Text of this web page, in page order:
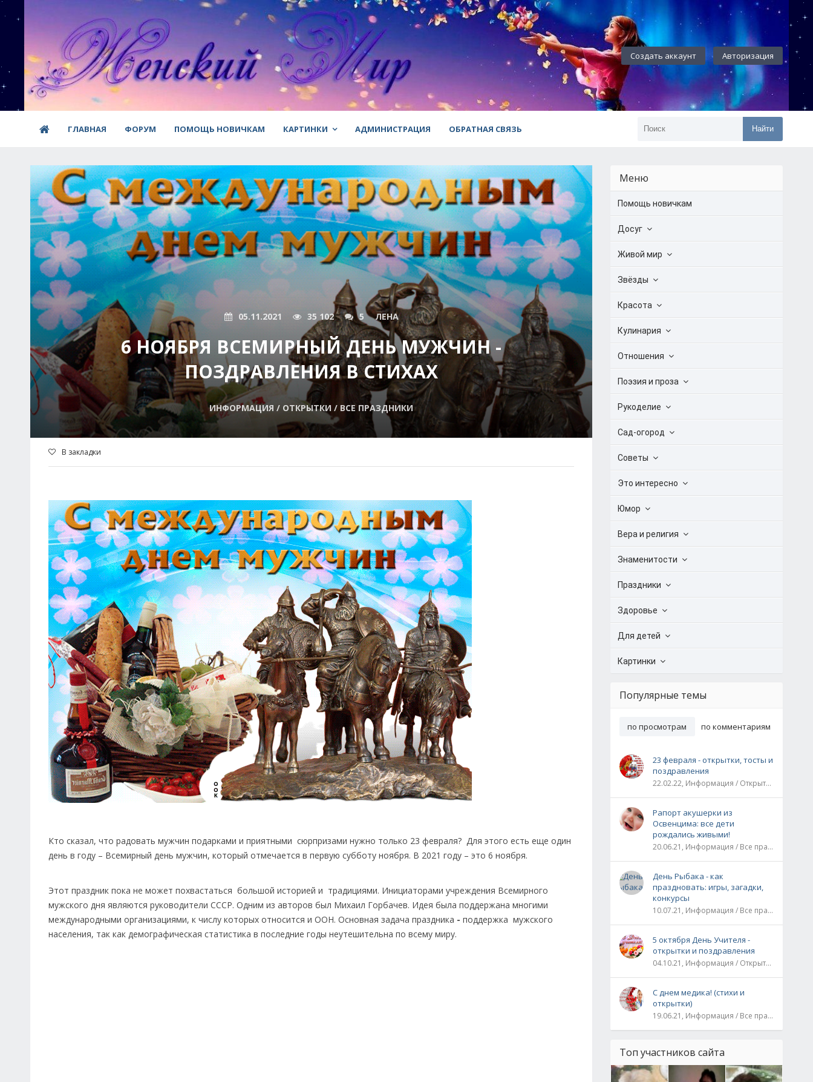
Создать аккаунт Авторизация
ГЛАВНАЯ ФОРУМ ПОМОЩЬ НОВИЧКАМ КАРТИНКИ АДМИНИСТРАЦИЯ ОБРАТНАЯ СВЯЗЬ Найти
05.11.2021 35 102 5 ЛЕНА
6 НОЯБРЯ ВСЕМИРНЫЙ ДЕНЬ МУЖЧИН -
ПОЗДРАВЛЕНИЯ В СТИХАХ
ИНФОРМАЦИЯ / ОТКРЫТКИ / ВСЕ ПРАЗДНИКИ
В закладки
Кто сказал, что радовать мужчин подарками и приятными сюрпризами нужно только 23 февраля? Для этого есть еще один
день в году – Всемирный день мужчин, который отмечается в первую субботу ноября. В 2021 году – это 6 ноября.
Этот праздник пока не может похвастаться большой историей и традициями. Инициаторами учреждения Всемирного
мужского дня являются руководители СССР. Одним из авторов был Михаил Горбачев. Идея была поддержана многими
международными организациями, к числу которых относится и ООН. Основная задача праздника - поддержка мужского
населения, так как демографическая статистика в последние годы неутешительна по всему миру.
Меню
Помощь новичкам
Досуг
Живой мир
Звёзды
Красота
Кулинария
Отношения
Поэзия и проза
Рукоделие
Сад-огород
Советы
Это интересно
Юмор
Вера и религия
Знаменитости
Праздники
Здоровье
Для детей
Картинки
Популярные темы
по просмотрам по комментариям
23 февраля - открытки, тосты и
поздравления
22.02.22, Информация / Открытки / Все праздники
Рапорт акушерки из
Освенцима: все дети
рождались живыми!
20.06.21, Информация / Все праздники / Рассказы и истории
День Рыбака - как
праздновать: игры, загадки,
конкурсы
10.07.21, Информация / Все праздники
5 октября День Учителя -
открытки и поздравления
04.10.21, Информация / Открытки / Все праздники
С днем медика! (стихи и
открытки)
19.06.21, Информация / Все праздники
Топ участников сайта